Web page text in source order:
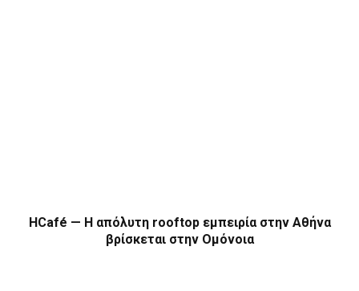
HCafé — Η απόλυτη rooftop εμπειρία στην Αθήνα
βρίσκεται στην Ομόνοια